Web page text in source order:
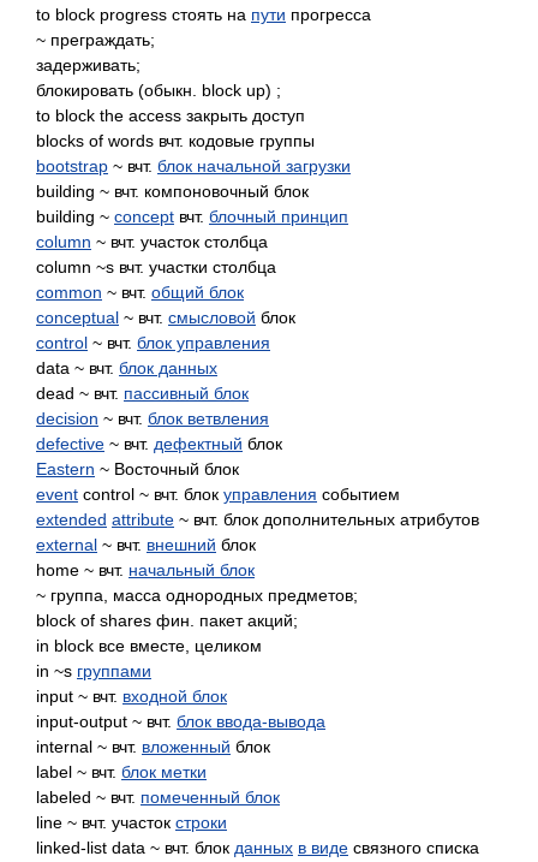
to block progress стоять на пути прогресса
~ преграждать;
задерживать;
блокировать (обыкн. block up) ;
to block the access закрыть доступ
blocks of words вчт. кодовые группы
bootstrap ~ вчт. блок начальной загрузки
building ~ вчт. компоновочный блок
building ~ concept вчт. блочный принцип
column ~ вчт. участок столбца
column ~s вчт. участки столбца
common ~ вчт. общий блок
conceptual ~ вчт. смысловой блок
control ~ вчт. блок управления
data ~ вчт. блок данных
dead ~ вчт. пассивный блок
decision ~ вчт. блок ветвления
defective ~ вчт. дефектный блок
Eastern ~ Восточный блок
event control ~ вчт. блок управления событием
extended attribute ~ вчт. блок дополнительных атрибутов
external ~ вчт. внешний блок
home ~ вчт. начальный блок
~ группа, масса однородных предметов;
block of shares фин. пакет акций;
in block все вместе, целиком
in ~s группами
input ~ вчт. входной блок
input-output ~ вчт. блок ввода-вывода
internal ~ вчт. вложенный блок
label ~ вчт. блок метки
labeled ~ вчт. помеченный блок
line ~ вчт. участок строки
linked-list data ~ вчт. блок данных в виде связного списка